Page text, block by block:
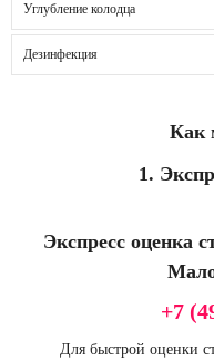
Углубление колодца
Дезинфекция
Как
1.
Экспресс оценка
+7
Для быстрой оценки